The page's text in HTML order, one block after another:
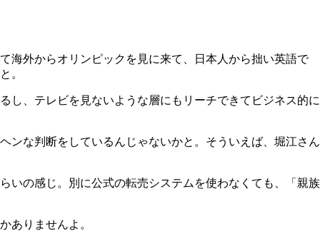
海外からオリンピックを見に来て、日本人から拙い英語で
。
、テレビを見ないような層にもリーチできてビジネス的に
な判断をしているんじゃないかと。そういえば、堀江さん
いの感じ。別に公式の転売システムを使わなくても、「親族
ありませんよ。